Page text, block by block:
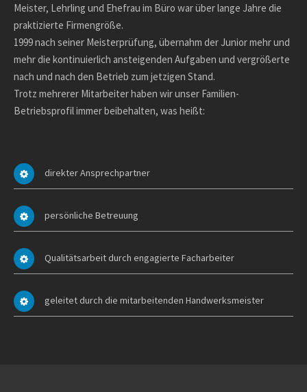
Meister, Lehrling und Ehefrau im Büro war über lange Jahre die
praktizierte Firmengröße.
1999 nach seiner Meisterprüfung, übernahm der Junior mehr und
mehr die kontinuierlich ansteigenden Aufgaben und vergrößerte
nach und nach den Betrieb zum jetzigen Stand.
Trotz mehrerer Mitarbeiter haben wir unser Familien-
Betriebsprofil immer beibehalten, was heißt:
direkter Ansprechpartner
persönliche Betreuung
Qualitätsarbeit durch engagierte Facharbeiter
geleitet durch die mitarbeitenden Handwerksmeister